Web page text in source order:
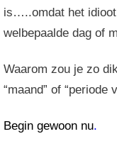
is…..omdat het
welbepaalde dag of
Waarom zou je zo
“maand” of “periode
Begin gewoon nu.